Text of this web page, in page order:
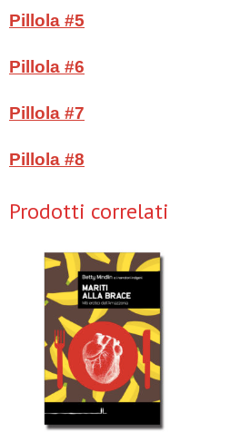
Pillola #5
Pillola #6
Pillola #7
Pillola #8
Prodotti correlati